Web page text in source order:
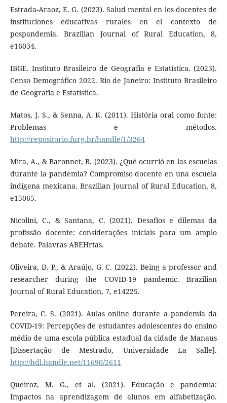
Estrada-Araoz, E. G. (2023). Salud mental en los docentes de
instituciones educativas rurales en el contexto de
pospandemia. Brazilian Journal of Rural Education, 8,
e16034.
IBGE. Instituto Brasileiro de Geografia e Estatística. (2023).
Censo Demográfico 2022. Rio de Janeiro: Instituto Brasileiro
de Geografia e Estatística.
Matos, J. S., & Senna, A. K. (2011). História oral como fonte:
Problemas e métodos.
http://repositorio.furg.br/handle/1/3264
Mira, A., & Baronnet, B. (2023). ¿Qué ocurrió en las escuelas
durante la pandemia? Compromiso docente en una escuela
indígena mexicana. Brazilian Journal of Rural Education, 8,
e15065.
Nicolini, C., & Santana, C. (2021). Desafios e dilemas da
profissão docente: considerações iniciais para um amplo
debate. Palavras ABEHrtas.
Oliveira, D. P., & Araújo, G. C. (2022). Being a professor and
researcher during the COVID-19 pandemic. Brazilian
Journal of Rural Education, 7, e14225.
Pereira, C. S. (2021). Aulas online durante a pandemia da
COVID-19: Percepções de estudantes adolescentes do ensino
médio de uma escola pública estadual da cidade de Manaus
[Dissertação de Mestrado, Universidade La Salle].
http://hdl.handle.net/11690/2611
Queiroz, M. G., et al. (2021). Educação e pandemia:
Impactos na aprendizagem de alunos em alfabetização.